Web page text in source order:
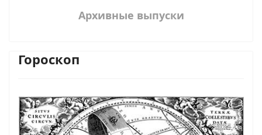
Архивные выпуски
Гороскоп